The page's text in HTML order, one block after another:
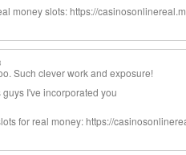
money slots: https://
Such clever work and exposure!
I've incorporated you
for real money: https://